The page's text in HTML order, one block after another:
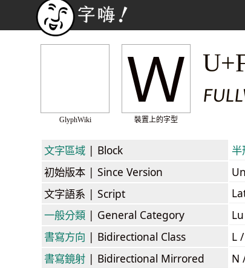
GlyphWiki
Ｗ
裝置上的字型
文字區域 | Block
初始版本 | Since Version
文字語系 | Script
一般分類 | General Category
書寫方向 | Bidirectional Class
L
書寫鏡射 | Bidirectional Mirrored
N